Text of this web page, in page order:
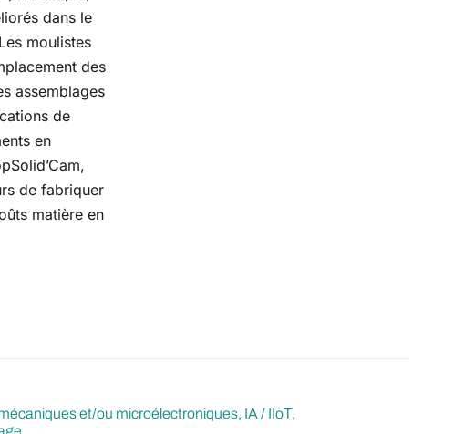
dans le
moulistes
des
assemblages
de
en
de fabriquer
matière en
et/ou microélectroniques IA / IIoT